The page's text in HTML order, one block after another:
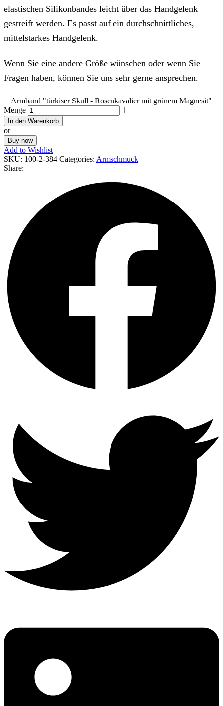
elastischen Silikonbandes leicht über das Handgelenk
gestreift werden. Es passt auf ein durchschnittliches,
mittelstarkes Handgelenk.
Wenn Sie eine andere Größe wünschen oder wenn Sie
Fragen haben, können Sie uns sehr gerne ansprechen.
Armband "türkiser Skull - Rosenkavalier mit grünem Magnesit"
Menge
In den Warenkorb
or
Buy now
Add to Wishlist
SKU: 100-2-384 Categories: Armschmuck
Share: